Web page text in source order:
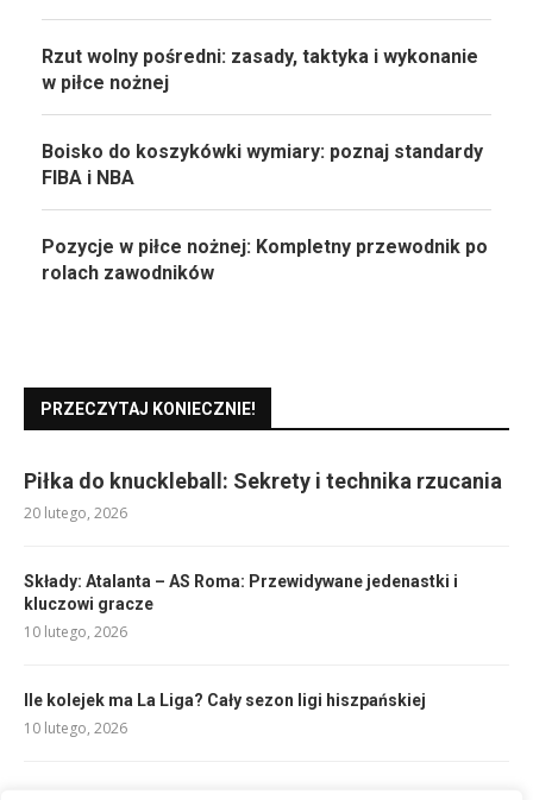
Rzut wolny pośredni: zasady, taktyka i wykonanie
w piłce nożnej
Boisko do koszykówki wymiary: poznaj standardy
FIBA i NBA
Pozycje w piłce nożnej: Kompletny przewodnik po
rolach zawodników
PRZECZYTAJ KONIECZNIE!
Piłka do knuckleball: Sekrety i technika rzucania
20 lutego, 2026
Składy: Atalanta – AS Roma: Przewidywane jedenastki i
kluczowi gracze
10 lutego, 2026
Ile kolejek ma La Liga? Cały sezon ligi hiszpańskiej
10 lutego, 2026